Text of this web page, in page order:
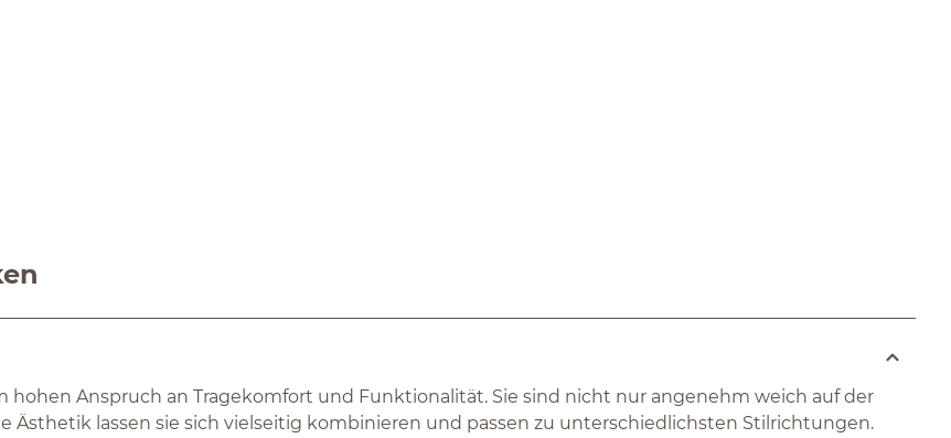
hohen Anspruch an Tragekomfort und Funktionalität. Sie sind nicht nur angenehm weich auf der
Ästhetik lassen sie sich vielseitig kombinieren und passen zu unterschiedlichsten Stilrichtungen.